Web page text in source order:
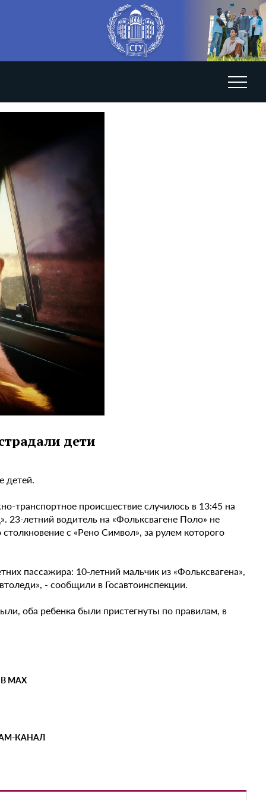
дети
детей.
происшествие случилось в 13:45 на
23-летний водитель на «Фольксвагене Поло» не
с «Рено Символ», за рулем которого
пассажира: 10-летний мальчик из «Фольксвагена»,
- сообщили в Госавтоинспекции.
оба ребенка были пристегнуты по правилам, в
MAX
КАНАЛ